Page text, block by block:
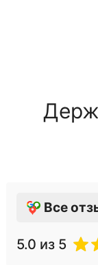
Все
5.0 из 5